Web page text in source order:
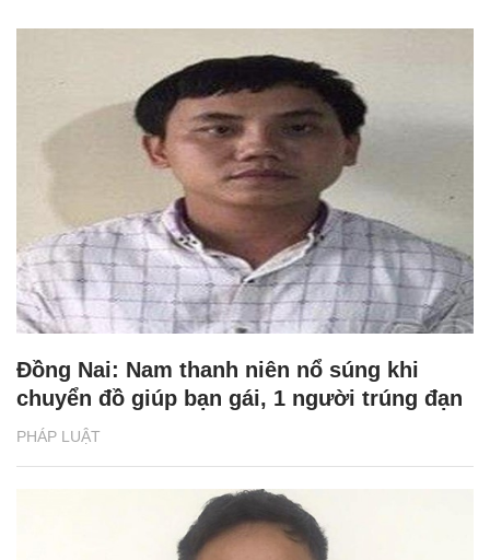
PHÁP LUẬT
Đồng Nai: Nam thanh niên nổ súng khi
chuyển đồ giúp bạn gái, 1 người trúng đạn